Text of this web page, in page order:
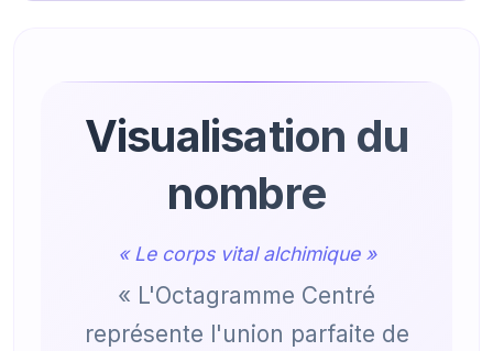
Visualisation du
nombre
« Le corps vital alchimique »
« L'Octagramme Centré
représente l'union parfaite de